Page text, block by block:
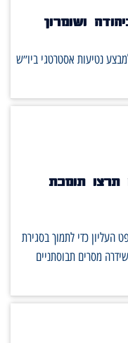
ושומרון
נטיעות אסטרטגי ביו״ש
תומכת
העליון כדי לתמוך בסגירת
מסרים תבוסתניים